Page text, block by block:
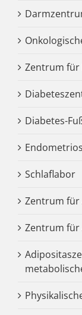
Zentrum für
Diabetes-
Schlaflabor
Zentrum für
Zentrum